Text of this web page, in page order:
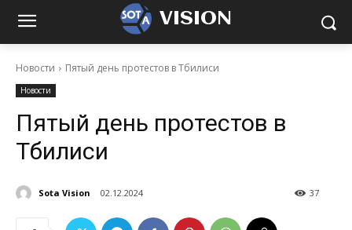
VISION
Новости Пятый день протестов в Тбилиси
Новости
Пятый день протестов в
Тбилиси
Sota Vision 02.12.2024 37